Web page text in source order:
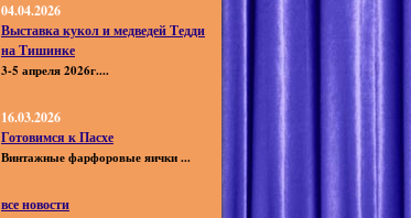
04.04.2026
Выставка кукол и медведей Тедди
на Тишинке
3-5 апреля 2026г....
16.03.2026
Готовимся к Пасхе
Винтажные фарфоровые яички ...
все новости